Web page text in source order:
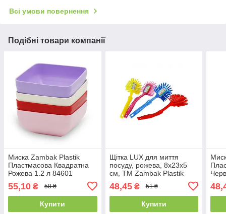
Всі умови повернення
Подібні товари компанії
Миска Zambak Plastik
Пластмасова Квадратна
Рожева 1.2 л 84601
55,10 ₴ 58 ₴
Купити
Щітка LUX для миття
посуду, рожева, 8х23х5
см, TM Zambak Plastik
48,45₴ 51 ₴
Купити